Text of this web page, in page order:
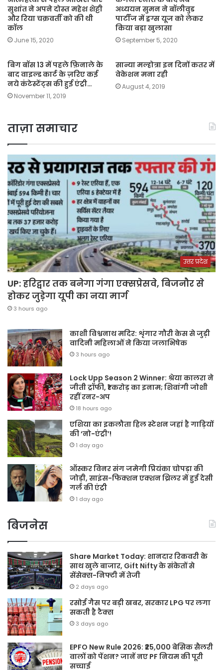
सुशांत ने अपने दोस्त महेश शेट्टी
और रिया चक्रवर्ती को की थी
कॉल
June 15, 2020
अध्ययन सुमन ने बॉलीवुड
पार्टीज में ड्रग्स यूज को लेकर
किया बड़ा खुलासा
September 5, 2020
बिग बॉस 13 में पहले फ़िनाले के
बाद वाइल्ड कार्ट के ज़रिए कई
नये कंटेस्टेंट्स की हुई एंट्री…
November 11, 2019
सान्या मल्होत्रा इन दिनों कतर में
वेकेशन मना रही
August 4, 2019
ताज़ा समाचार
उत्तर प्रदेश
UP: हरिद्वार तक बनेगा गंगा एक्सप्रेसवे, बिजनौर से
होकर जुड़ेगा यूपी का नया मार्ग
3 hours ago
काशी विश्वनाथ मदिर: शृंगार गौरी केस से जुड़ी
वादिनी महिलाओं ने किया जलाभिषेक
3 hours ago
Lock Upp Season 2 Winner: श्रेया कालरा ने
जीती ट्रॉफी, ₹1 करोड़ का इनाम; शिवांगी जोशी
रहीं रनर-अप
18 hours ago
एशिया का इकलौता हिल स्टेशन जहां है गाड़ियों
की ‘नो-एंट्री’!
1 day ago
ऑस्कर विनर संग जमेगी प्रियंका चोपड़ा की
जोड़ी, साइंस-फिक्शन एक्शन थ्रिलर में हुई देसी
गर्ल की एंट्री
1 day ago
बिजनेस
Share Market Today: शानदार रिकवरी के
साथ खुले बाजार, Gift Nifty के संकेतों से
सेंसेक्स-निफ्टी में तेजी
2 days ago
रसोई गैस पर बड़ी खबर, सरकार LPG पर लगा
सकती है टैक्स
3 days ago
EPFO New Rule 2026: ₹25,000 बेसिक सैलरी
वालों को पेंशन? जानें नए PF नियम की पूरी
सच्चाई